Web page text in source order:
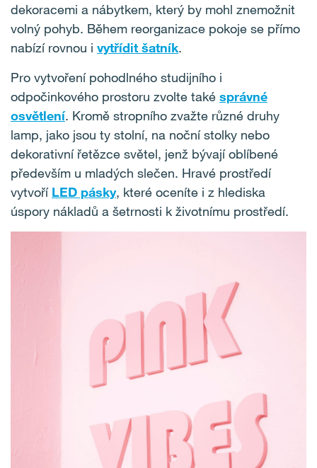
dekoracemi a nábytkem, který by mohl znemožnit
volný pohyb. Během reorganizace pokoje se přímo
nabízí rovnou i vytřídit šatník.
Pro vytvoření pohodlného studijního i
odpočinkového prostoru zvolte také správné
osvětlení. Kromě stropního zvažte různé druhy
lamp, jako jsou ty stolní, na noční stolky nebo
dekorativní řetězce světel, jenž bývají oblíbené
především u mladých slečen. Hravé prostředí
vytvoří LED pásky, které oceníte i z hlediska
úspory nákladů a šetrnosti k životnímu prostředí.